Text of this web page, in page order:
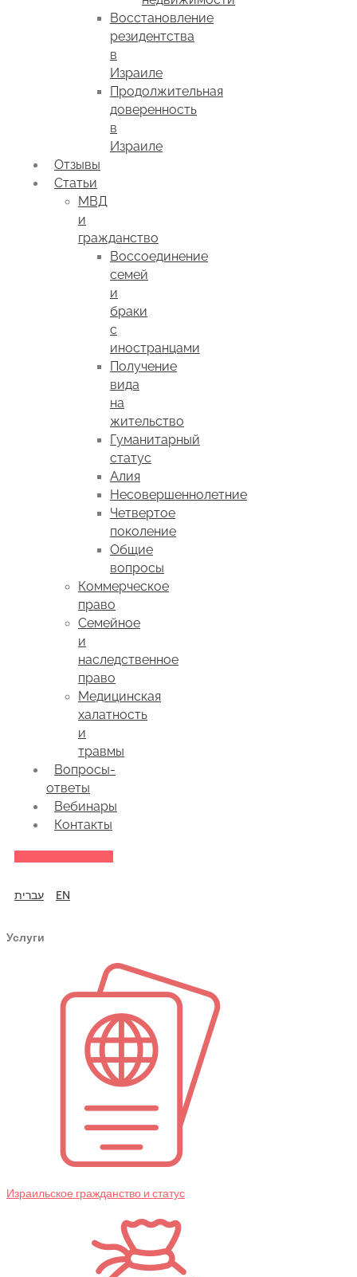
Восстановление
резидентства
в
Израиле
Продолжительная
доверенность
в
Израиле
Отзывы
Статьи
МВД
и
гражданство
Воссоединение
семей
и
браки
с
иностранцами
Получение
вида
на
жительство
Гуманитарный
статус
Алия
Несовершеннолетние
Четвертое
поколение
Общие
вопросы
Коммерческое
право
Семейное
и
наследственное
право
Медицинская
халатность
и
травмы
Вопросы-
ответы
Вебинары
Контакты
עברית EN
Услуги
Израильское гражданство и статус